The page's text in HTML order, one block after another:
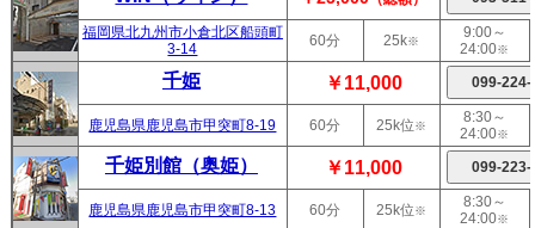
福岡県北九州市小倉北区船頭町
3-14
60分 25k※
9:00～
24:00※
千姫 ￥11,000
鹿児島県鹿児島市甲突町8-19 60分 25k位※
8:30～
24:00※
千姫別館（奥姫） ￥11,000
鹿児島県鹿児島市甲突町8-13 60分 25k位※
8:30～
24:00※